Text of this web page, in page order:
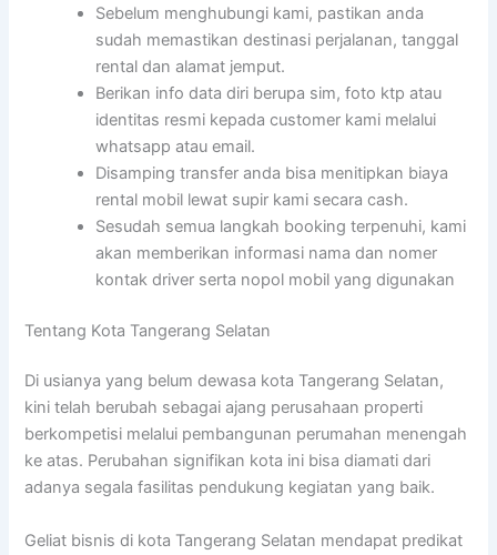
Sebelum menghubungi kami, pastikan anda
sudah memastikan destinasi perjalanan, tanggal
rental dan alamat jemput.
Berikan info data diri berupa sim, foto ktp atau
identitas resmi kepada customer kami melalui
whatsapp atau email.
Disamping transfer anda bisa menitipkan biaya
rental mobil lewat supir kami secara cash.
Sesudah semua langkah booking terpenuhi, kami
akan memberikan informasi nama dan nomer
kontak driver serta nopol mobil yang digunakan
Tentang Kota Tangerang Selatan
Di usianya yang belum dewasa kota Tangerang Selatan,
kini telah berubah sebagai ajang perusahaan properti
berkompetisi melalui pembangunan perumahan menengah
ke atas. Perubahan signifikan kota ini bisa diamati dari
adanya segala fasilitas pendukung kegiatan yang baik.
Geliat bisnis di kota Tangerang Selatan mendapat predikat